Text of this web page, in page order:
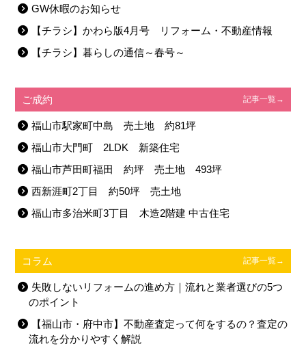
GW休暇のお知らせ
【チラシ】かわら版4月号 リフォーム・不動産情報
【チラシ】暮らしの通信～春号～
ご成約 記事一覧→
福山市駅家町中島 売土地 約81坪
福山市大門町 2LDK 新築住宅
福山市芦田町福田 約坪 売土地 493坪
西新涯町2丁目 約50坪 売土地
福山市多治米町3丁目 木造2階建 中古住宅
コラム 記事一覧→
失敗しないリフォームの進め方｜流れと業者選びの5つ
のポイント
【福山市・府中市】不動産査定って何をするの？査定の
流れを分かりやすく解説